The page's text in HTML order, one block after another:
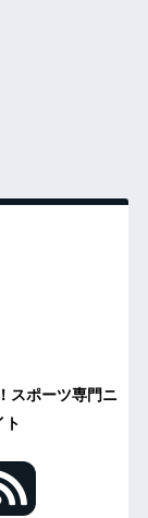
スポーツ専門ニ
ト